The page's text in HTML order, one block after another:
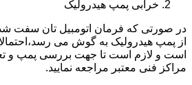
خرابی پمپ هیدرولیک
در صورتی که فرمان اتومبیل تان سفت
از پمپ هیدرولیک به گوش می
است و لازم است تا جهت بررسی پمپ و
مراکز فنی معتبر مراجعه نمایید.